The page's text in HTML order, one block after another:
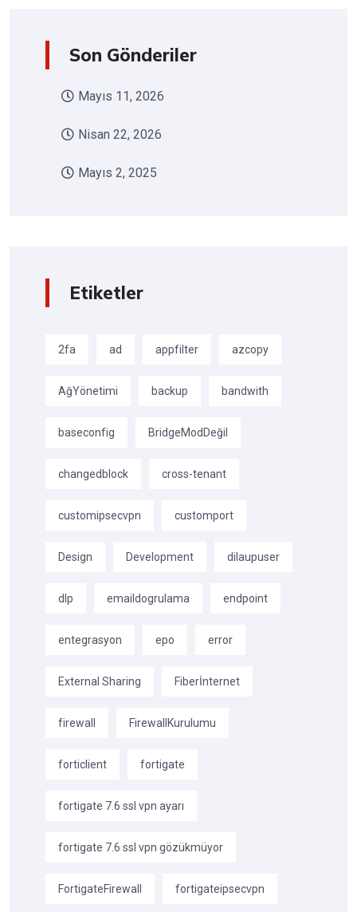
Son Gönderiler
Mayıs 11, 2026
Nisan 22, 2026
Mayıs 2, 2025
Etiketler
2fa ad appfilter azcopy
AğYönetimi backup bandwith
baseconfig BridgeModDeğil
changedblock cross-tenant
customipsecvpn customport
Design Development dilaupuser
dlp emaildogrulama endpoint
entegrasyon epo error
External Sharing Fiberİnternet
firewall FirewallKurulumu
forticlient fortigate
fortigate 7.6 ssl vpn ayarı
fortigate 7.6 ssl vpn gözükmüyor
FortigateFirewall fortigateipsecvpn